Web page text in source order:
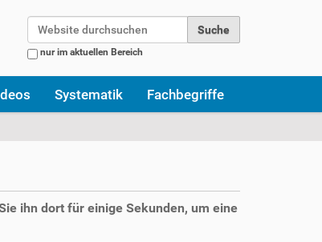
nur im aktuellen Bereich
Systematik Fachbegriffe
ihn dort für einige Sekunden, um eine